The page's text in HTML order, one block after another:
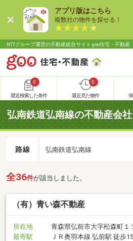
アプリ版はこちら
複数社の物件を探せる！
NTTグループ運営の不動産総合サイト goo住宅・不動産
0
最近検索した条件
0
最近見た物件
弘南鉄道弘南線の不動産会
路線 弘南鉄道弘南線
全36件が該当しました。
（有）青い森不動産
所在地
青森県弘前市大字松森町１
最寄駅
ＪＲ奥羽本線 弘前駅 徒歩